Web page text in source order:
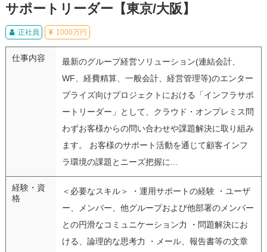
サポートリーダー【東京/大阪】
正社員 1000万円
仕事内容
最新のグループ経営ソリューション(連結会計、
WF、経費精算、一般会計、経営管理等)のエンター
プライズ向けプロジェクトにおける「インフラサポ
ートリーダー」として、クラウド・オンプレミス問
わずお客様からの問い合わせや課題解決に取り組み
ます。 お客様のサポート活動を通じて顧客インフ
ラ環境の課題とニーズ把握に...
経験・資
格
＜必要なスキル＞ ・運用サポートの経験 ・ユーザ
ー、メンバー、他グループおよび他部署のメンバー
との円滑なコミュニケーション力 ・問題解決にお
ける、論理的な思考力 ・メール、報告書等の文章